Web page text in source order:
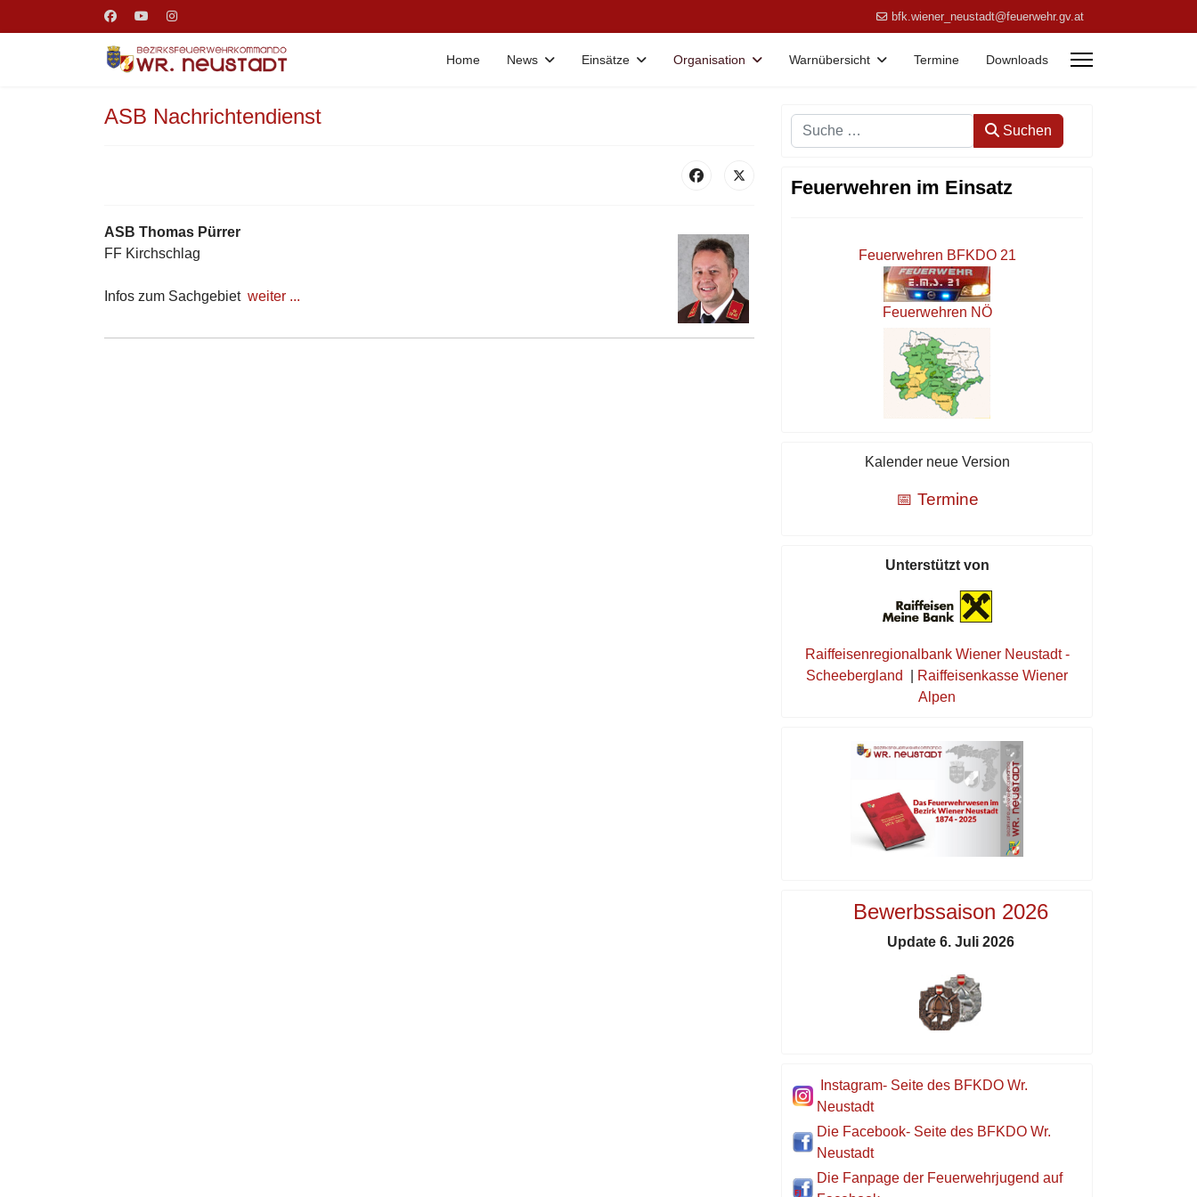
bfk.wiener_neustadt@feuerwehr.gv.at
Home News Einsätze Organisation Warnübersicht Termine Downloads
ASB Nachrichtendienst
ASB Thomas Pürrer
FF Kirchschlag
Infos zum Sachgebiet weiter ...
Suchen Suchen
Feuerwehren im Einsatz
Feuerwehren BFKDO 21
Feuerwehren NÖ
Kalender neue Version
📅 Termine
Unterstützt von
Raiffeisenregionalbank Wiener Neustadt -
Scheebergland
Raiffeisenkasse Wiener
Alpen
Bewerbssaison 2026
Update 6. Juli 2026
Instagram- Seite des BFKDO Wr.
Neustadt
Die Facebook- Seite des BFKDO Wr.
Neustadt
Die Fanpage der Feuerwehrjugend auf